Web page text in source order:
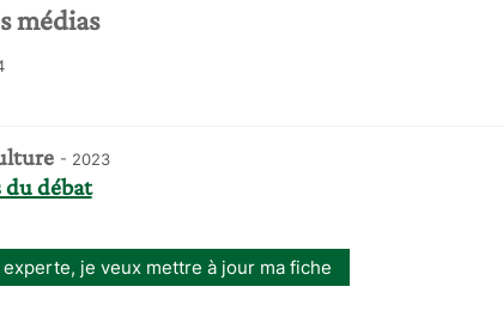
médias
- 2023
du débat
je veux mettre à jour ma fiche